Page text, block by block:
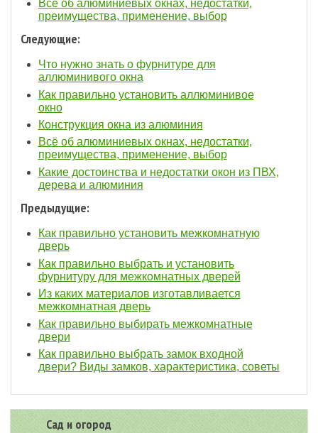
Всё об алюминиевых окнах, недостатки,
преимущества, применение, выбор
Следующие:
Что нужно знать о фурнитуре для
аллюминивого окна
Как правильно установить аллюминивое
окно
Конструкция окна из алюминия
Всё об алюминиевых окнах, недостатки,
преимущества, применение, выбор
Какие достоинства и недостатки окон из ПВХ,
дерева и алюминия
Предыдущие:
Как правильно установить межкомнатную
дверь
Как правильно выбрать и установить
фурнитуру для межкомнатных дверей
Из каких материалов изготавливается
межкомнатная дверь
Как правильно выбирать межкомнатные
двери
Как правильно выбрать замок входной
двери? Виды замков, характеристика, советы
Сад и огород